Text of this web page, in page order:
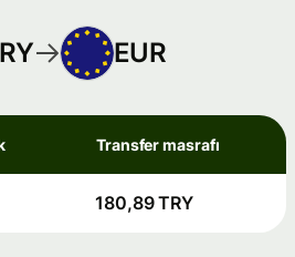
EUR
Transfer masrafı
180,89 TRY